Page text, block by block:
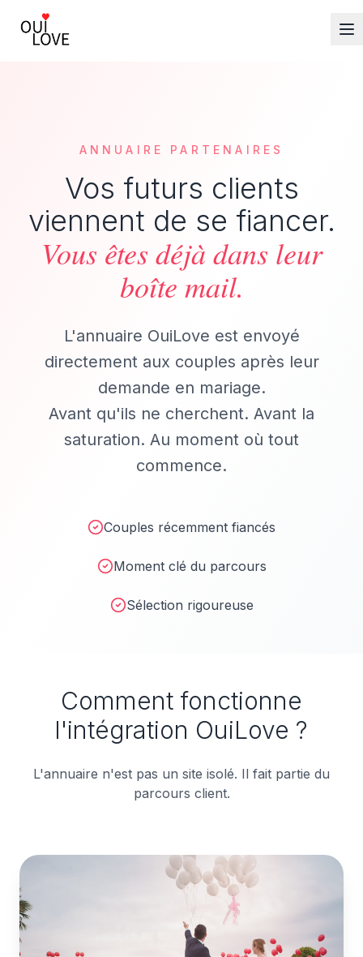
ANNUAIRE PARTENAIRES
Vos futurs clients
viennent de se fiancer.
Vous êtes déjà dans leur
boîte mail.
L'annuaire OuiLove est envoyé
directement aux couples après leur
demande en mariage.
Avant qu'ils ne cherchent. Avant la
saturation. Au moment où tout
commence.
Couples récemment fiancés
Moment clé du parcours
Sélection rigoureuse
Comment fonctionne
l'intégration OuiLove ?
L'annuaire n'est pas un site isolé. Il fait partie du
parcours client.